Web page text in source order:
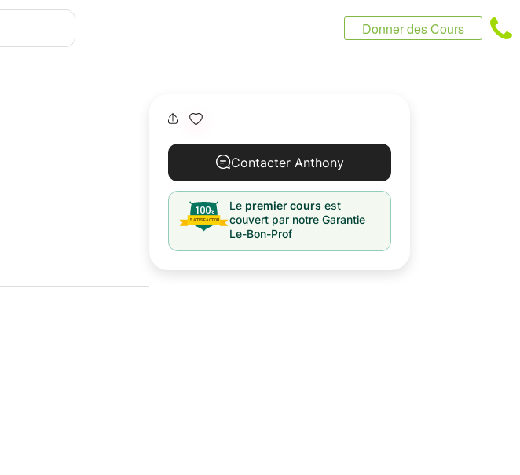
Donner des Cours
Contacter Anthony
Le premier cours est
couvert par notre Garantie
Le-Bon-Prof